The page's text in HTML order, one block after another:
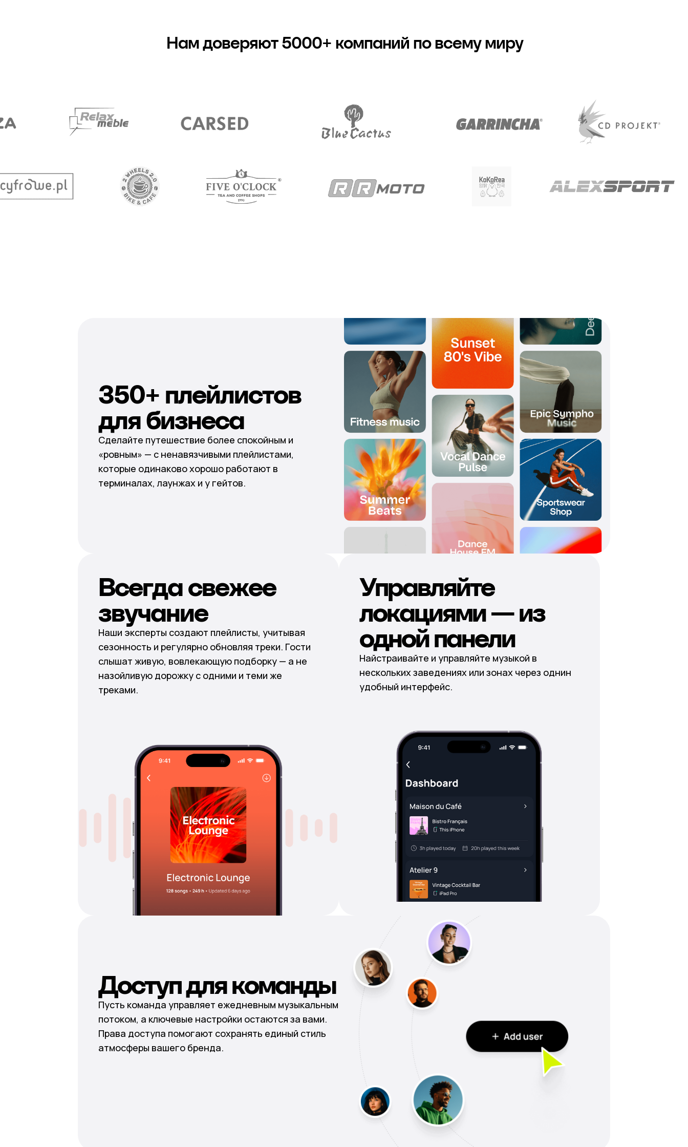
Нам доверяют 5000+ компаний по всему миру
350+ плейлистов
для бизнеса
Сделайте путешествие более спокойным и
«ровным» — с ненавязчивыми плейлистами,
которые одинаково хорошо работают в
терминалах, лаунжах и у гейтов.
Всегда свежее
звучание
Наши эксперты создают плейлисты, учитывая
сезонность и регулярно обновляя треки. Гости
слышат живую, вовлекающую подборку — а не
назойливую дорожку с одними и теми же
треками.
Управляйте
локациями — из
одной панели
Найстраивайте и управляйте музыкой в
нескольких заведениях или зонах через однин
удобный интерфейс.
Доступ для команды
Пусть команда управляет ежедневным музыкальным
потоком, а ключевые настройки остаются за вами.
Права доступа помогают сохранять единый стиль
атмосферы вашего бренда.